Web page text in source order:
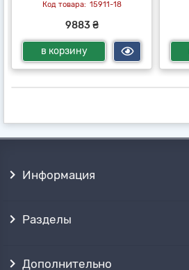
15911-18
9883 ₴
в корзину
Информация
Разделы
Дополнительно